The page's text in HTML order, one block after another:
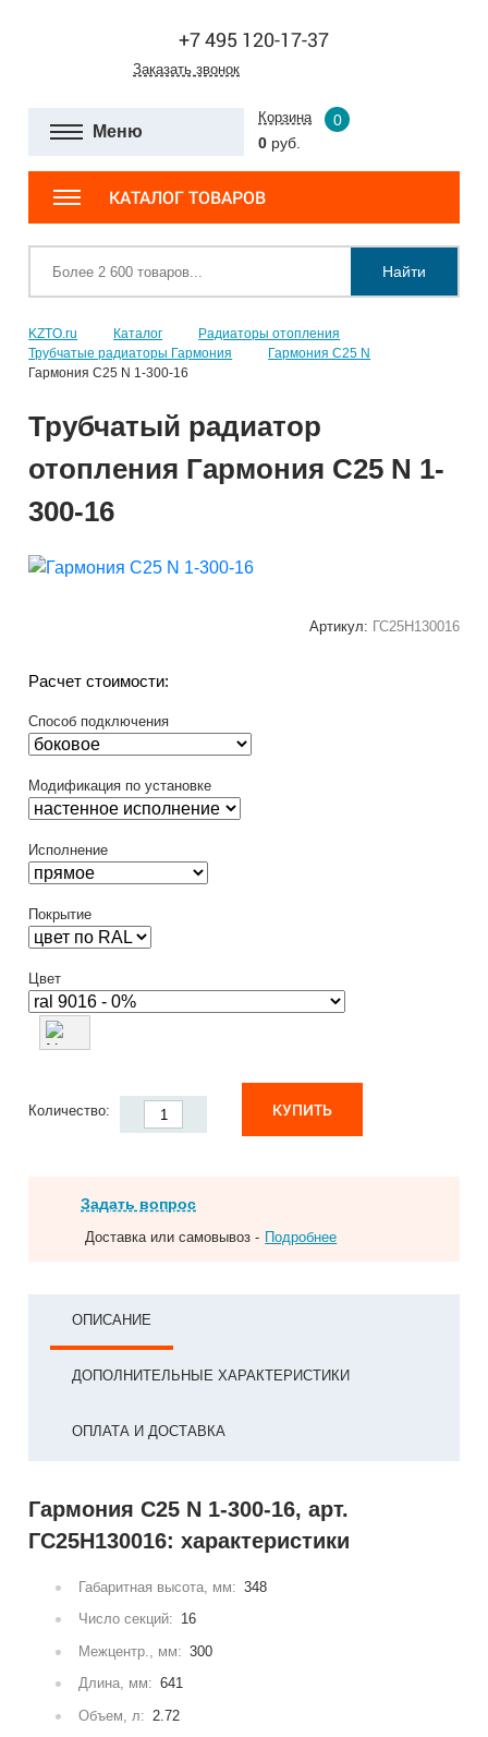
+7 495 120-17-37
Заказать звонок
Меню
Корзина
0
0 руб.
КАТАЛОГ ТОВАРОВ
Найти
KZTO.ru Каталог
Радиаторы отопления
Трубчатые радиаторы Гармония
Гармония С25 N
Гармония С25 N 1-300-16
Трубчатый радиатор
отопления Гармония С25 N 1-
300-16
Артикул: ГС25Н130016
Расчет стоимости:
Способ подключения
Модификация по установке
Исполнение
Покрытие
Цвет
Количество: КУПИТЬ
Задать вопрос
Доставка или самовывоз - Подробнее
ОПИСАНИЕ
ДОПОЛНИТЕЛЬНЫЕ ХАРАКТЕРИСТИКИ
ОПЛАТА И ДОСТАВКА
Гармония С25 N 1-300-16, арт.
ГС25Н130016: характеристики
Габаритная высота, мм: 348
Число секций: 16
Межцентр., мм: 300
Длина, мм: 641
Объем, л: 2.72